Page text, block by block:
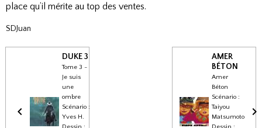
place qu’il mérite au top des ventes.
SDJuan
DUKE 3
Tome 3 -
Je suis
une
ombre
Scénario :
Yves H.
AMER
BÉTON
Amer
Béton
Scénario :
Taiyou
Matsumoto